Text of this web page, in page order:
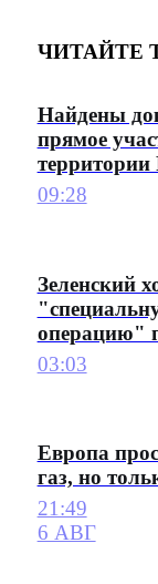
ЧИТАЙТЕ
Найдены
прямое
09:28
Зеленский
операцию"
03:03
Европа
газ, но
21:49
6 АВГ